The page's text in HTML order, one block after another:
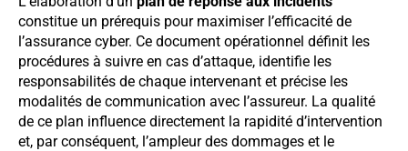
constitue un prérequis pour maximiser l’efficacité de
l’assurance cyber. Ce document opérationnel définit les
procédures à suivre en cas d’attaque, identifie les
responsabilités de chaque intervenant et précise les
modalités de communication avec l’assureur. La qualité
de ce plan influence directement la rapidité d’intervention
et, par conséquent, l’ampleur des dommages et le